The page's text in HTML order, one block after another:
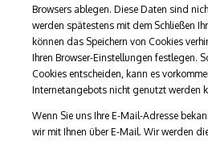
Browsers ablegen. Diese Daten sind
werden spätestens mit dem Schließen
können das Speichern von Cookies
Ihren Browser-​Einstellungen festlegen.
Cookies entscheiden, kann es
Internetangebots nicht genutzt werden
Wenn Sie uns Ihre E-​Mail-​Adresse
wir mit Ihnen über E-​Mail. Wir werden